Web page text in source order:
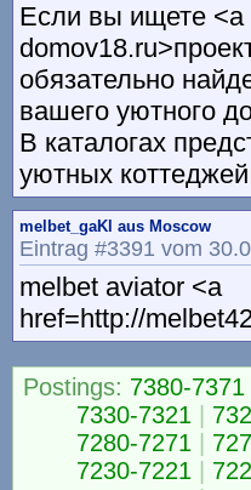
Если вы ищете <a
обязательно
вашего уютного
В каталогах
уютных
melbet_gaKl aus Moscow
Eintrag #3391 vom
melbet aviator <a
href=http://
Postings: 7380-7371
7330-7321
7280-7271
7230-7221